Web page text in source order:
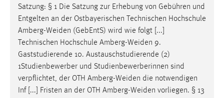
Satzung: § 1 Die Satzung zur Erhebung von Gebühren und
Entgelten an der Ostbayerischen Technischen Hochschule
Amberg-Weiden (GebEntS) wird wie folgt [...]
Technischen Hochschule Amberg-Weiden 9.
Gaststudierende 10. Austauschstudierende (2)
1Studienbewerber und Studienbewerberinnen sind
verpflichtet, der OTH Amberg-Weiden die notwendigen
Inf [...] Fristen an der OTH Amberg-Weiden vorliegen. § 13
EXTERNE MEDIEN
Um Inhalte von Videoplattformen und Social Media
Plattformen anzeigen zu können, werden von diesen
externen Medien Cookies gesetzt.